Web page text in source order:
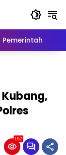
Pemerintah
157